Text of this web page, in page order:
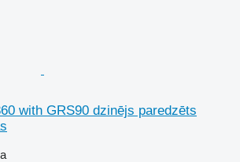
with GRS90 dzinējs paredzēts